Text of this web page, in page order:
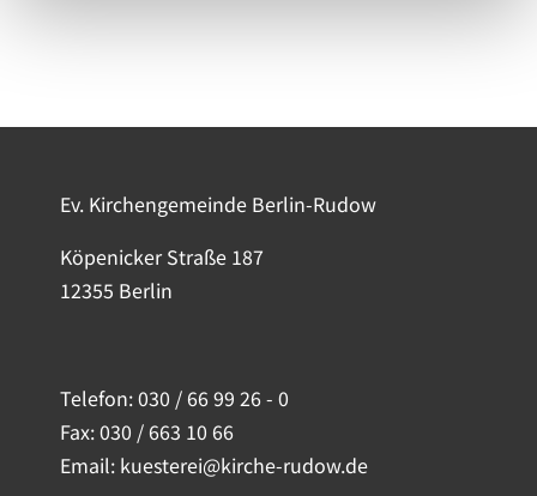
Ev. Kirchengemeinde Berlin-Rudow
Köpenicker Straße 187
12355 Berlin
Telefon:030 / 66 99 26 - 0
Fax: 030 / 663 10 66
Email: kuesterei@kirche-rudow.de